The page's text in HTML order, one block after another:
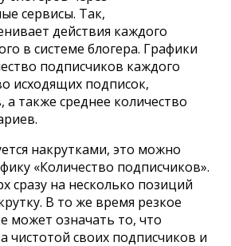
сервисы. Так,
действия каждого
в системе блогера. Графики
подписчиков каждого
исходящих подписок,
а также среднее количество
накрутками, это можно
«Количество подписчиков».
сразу на несколько позиций
В то же время резкое
может означать то, что
чистотой своих подписчиков и